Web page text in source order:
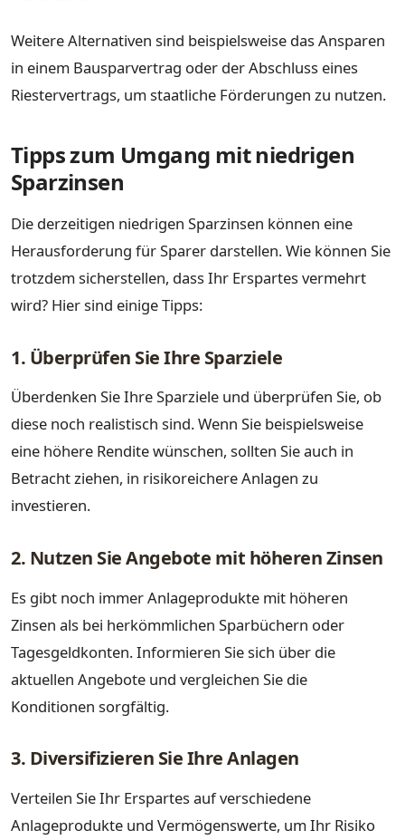
Weitere Alternativen sind beispielsweise das Ansparen
in einem Bausparvertrag oder der Abschluss eines
Riestervertrags, um staatliche Förderungen zu nutzen.
Tipps zum Umgang mit niedrigen
Sparzinsen
Die derzeitigen niedrigen Sparzinsen können eine
Herausforderung für Sparer darstellen. Wie können Sie
trotzdem sicherstellen, dass Ihr Erspartes vermehrt
wird? Hier sind einige Tipps:
1. Überprüfen Sie Ihre Sparziele
Überdenken Sie Ihre Sparziele und überprüfen Sie, ob
diese noch realistisch sind. Wenn Sie beispielsweise
eine höhere Rendite wünschen, sollten Sie auch in
Betracht ziehen, in risikoreichere Anlagen zu
investieren.
2. Nutzen Sie Angebote mit höheren Zinsen
Es gibt noch immer Anlageprodukte mit höheren
Zinsen als bei herkömmlichen Sparbüchern oder
Tagesgeldkonten. Informieren Sie sich über die
aktuellen Angebote und vergleichen Sie die
Konditionen sorgfältig.
3. Diversifizieren Sie Ihre Anlagen
Verteilen Sie Ihr Erspartes auf verschiedene
Anlageprodukte und Vermögenswerte, um Ihr Risiko